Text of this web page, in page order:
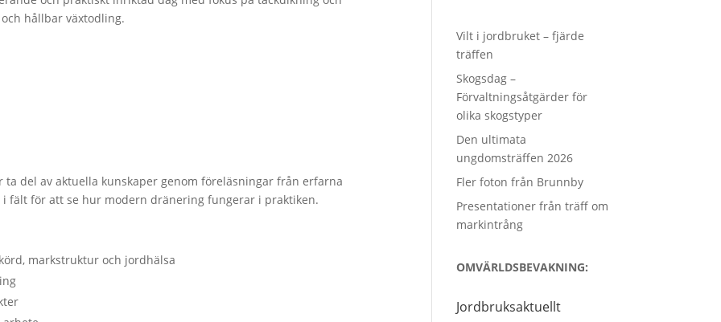
hållbar växtodling.
del av aktuella kunskaper genom föreläsningar från erfarna
fält för att se hur modern dränering fungerar i praktiken.
markstruktur och jordhälsa
Vilt i jordbruket – fjärde
träffen
Skogsdag –
Förvaltningsåtgärder för
olika skogstyper
Den ultimata
ungdomsträffen 2026
Fler foton från Brunnby
Presentationer från träff om
markintrång
OMVÄRLDSBEVAKNING:
Jordbruksaktuellt